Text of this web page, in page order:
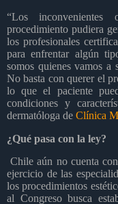
“Los
procedimiento pudiera
los profesionales
para enfrentar algún
somos quienes vamos a
No basta con querer el
lo que el paciente
condiciones y
dermatóloga de Clínica
¿Qué pasa con la ley?
Chile aún no cuenta
ejercicio de las
los procedimientos
al Congreso busca